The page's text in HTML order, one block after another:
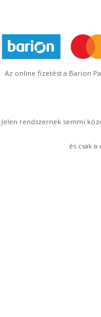
Az online fizetést a Barion
Jelen rendszernek semmi
és csak